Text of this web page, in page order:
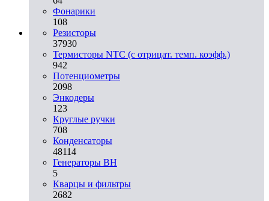
Фонарики
108
Резисторы
37930
Термисторы NTC (с отрицат. темп. коэфф.)
942
Потенциометры
2098
Энкодеры
123
Круглые ручки
708
Конденсаторы
48114
Генераторы ВН
5
Кварцы и фильтры
2682